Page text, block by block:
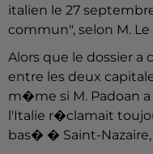
italien le 27
commun", selon M. Le
Alors que le dossier
entre les deux
m�me si M. Padoan
l'Italie r�clamait
bas� � Saint-